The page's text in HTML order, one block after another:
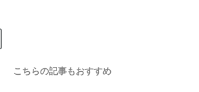
こちらの記事もおすすめ